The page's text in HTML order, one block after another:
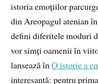
istoria emoțiilor
din Areopagul atenian
defini diferitele moduri
vor simți oamenii în
lansează înO istorie a
interesantă: pentru